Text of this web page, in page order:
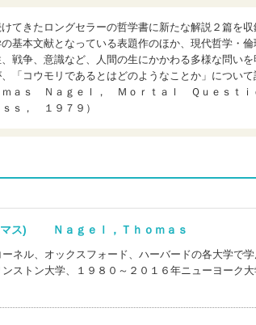
てきたロングセラーの哲学書に新たな解説２篇を
基本文献となっている表題作のほか、現代哲学・
戦争、意識など、人間の生にかかわる多様な問い
「コウモリであるとはどのようなことか」につい
ｍａｓ Ｎａｇｅｌ， Ｍｏｒｔａｌ Ｑｕｅｓｔｉ
ｓ， １９７９）
マス) Ｎａｇｅｌ，Ｔｈｏｍａｓ
ネル、オックスフォード、ハーバードの各大学で
ストン大学、１９８０～２０１６年ニューヨーク